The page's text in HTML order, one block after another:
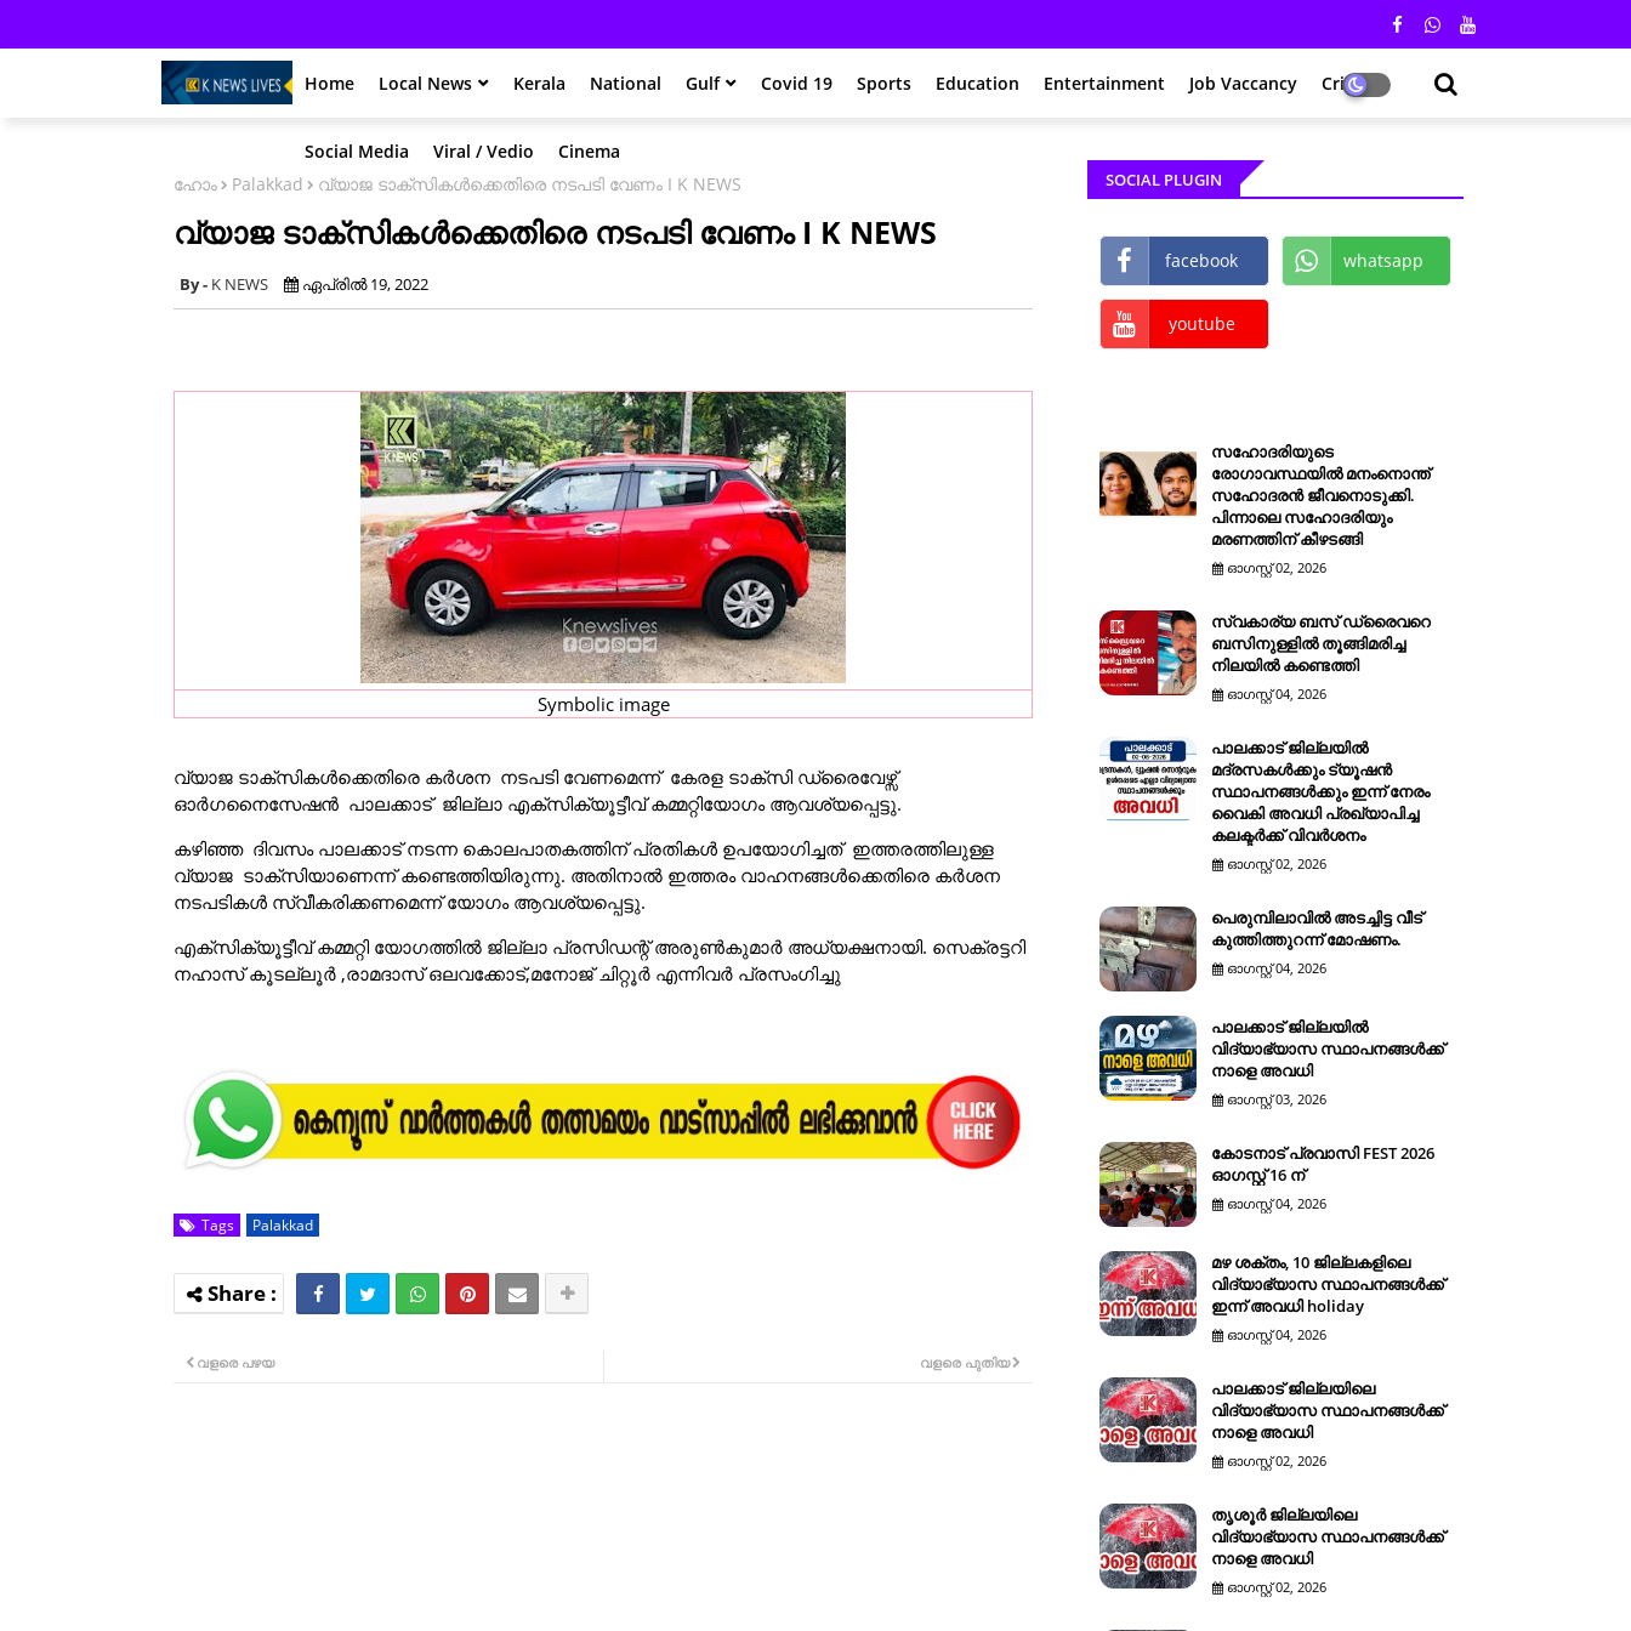
Home Local News Kerala National Gulf Covid 19 Sports Education Entertainment Job Vaccancy Crime
Social Media Viral / Vedio
Cinema
ഹോം
Palakkad വ്യാജ ടാക്സികൾക്കെതിരെ നടപടി വേണം I K NEWS
വ്യാജ ടാക്സികൾക്കെതിരെ നടപടി വേണം I K NEWS
K NEWS ഏപ്രിൽ 19, 2022
Symbolic image
വ്യാജ ടാക്സികൾക്കെതിരെ കർശന നടപടി വേണമെന്ന് കേരള ടാക്സി ഡ്രൈവേഴ്സ്
ഓർഗനൈസേഷൻ പാലക്കാട് ജില്ലാ എക്സിക്യൂട്ടീവ് കമ്മറ്റിയോഗം ആവശ്യപ്പെട്ടു.
കഴിഞ്ഞ ദിവസം പാലക്കാട് നടന്ന കൊലപാതകത്തിന് പ്രതികൾ ഉപയോഗിച്ചത് ഇത്തരത്തിലുള്ള
വ്യാജ ടാക്സിയാണെന്ന് കണ്ടെത്തിയിരുന്നു. അതിനാൽ ഇത്തരം വാഹനങ്ങൾക്കെതിരെ കർശന
നടപടികൾ സ്വീകരിക്കണമെന്ന് യോഗം ആവശ്യപ്പെട്ടു.
എക്സിക്യൂട്ടീവ് കമ്മറ്റി യോഗത്തിൽ ജില്ലാ പ്രസിഡന്റ് അരുൺകുമാർ അധ്യക്ഷനായി. സെക്രട്ടറി
നഹാസ് കൂടല്ലൂർ ,രാമദാസ് ഒലവക്കോട്,മനോജ് ചിറ്റൂർ എന്നിവർ പ്രസംഗിച്ചു
Tags Palakkad
വളരെ പുതിയ
വളരെ പഴയ
SOCIAL PLUGIN
facebook whatsapp
youtube
സഹോദരിയുടെ
രോഗാവസ്ഥയിൽ മനംനൊന്ത്
സഹോദരൻ ജീവനൊടുക്കി.
പിന്നാലെ സഹോദരിയും
മരണത്തിന് കീഴടങ്ങി
ഓഗസ്റ്റ് 02, 2026
സ്വകാര്യ ബസ് ഡ്രൈവറെ
ബസിനുള്ളിൽ തൂങ്ങിമരിച്ച
നിലയിൽ കണ്ടെത്തി
ഓഗസ്റ്റ് 04, 2026
പാലക്കാട് ജില്ലയിൽ
മദ്രസകൾക്കും ട്യൂഷൻ
സ്ഥാപനങ്ങൾക്കും ഇന്ന് നേരം
വൈകി അവധി പ്രഖ്യാപിച്ച
കലക്ടർക്ക് വിവർശനം
ഓഗസ്റ്റ് 02, 2026
പെരുമ്പിലാവിൽ അടച്ചിട്ട വീട്
കുത്തിത്തുറന്ന് മോഷണം.
ഓഗസ്റ്റ് 04, 2026
പാലക്കാട് ജില്ലയിൽ
വിദ്യാഭ്യാസ സ്ഥാപനങ്ങൾക്ക്
നാളെ അവധി
ഓഗസ്റ്റ് 03, 2026
കോടനാട് പ്രവാസി FEST 2026
ഓഗസ്റ്റ് 16 ന്
ഓഗസ്റ്റ് 04, 2026
മഴ ശക്തം, 10 ജില്ലകളിലെ
വിദ്യാഭ്യാസ സ്ഥാപനങ്ങൾക്ക്
ഇന്ന് അവധി holiday
ഓഗസ്റ്റ് 04, 2026
പാലക്കാട് ജില്ലയിലെ
വിദ്യാഭ്യാസ സ്ഥാപനങ്ങൾക്ക്
നാളെ അവധി
ഓഗസ്റ്റ് 02, 2026
തൃശൂർ ജില്ലയിലെ
വിദ്യാഭ്യാസ സ്ഥാപനങ്ങൾക്ക്
നാളെ അവധി
ഓഗസ്റ്റ് 02, 2026